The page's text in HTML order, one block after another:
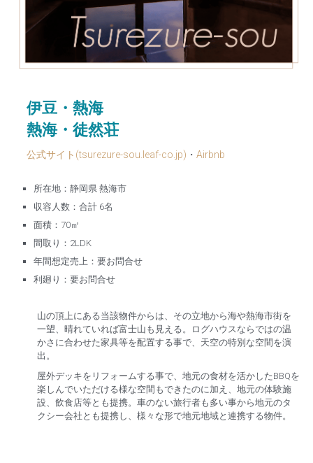
伊豆・熱海
熱海・徒然荘
公式サイト(tsurezure-sou.leaf-co.jp) ・ Airbnb
所在地：静岡県 熱海市
収容人数：合計 6名
面積：70㎡
間取り：2LDK
年間想定売上：要お問合せ
利廻り：要お問合せ
山の頂上にある当該物件からは、その立地から海や熱海市街を
一望、晴れていれば富士山も見える。ログハウスならではの温
かさに合わせた家具等を配置する事で、天空の特別な空間を演
出。
屋外デッキをリフォームする事で、地元の食材を活かしたBBQを
楽しんでいただける様な空間もできたのに加え、地元の体験施
設、飲食店等とも提携。車のない旅行者も多い事から地元のタ
クシー会社とも提携し、様々な形で地元地域と連携する物件。